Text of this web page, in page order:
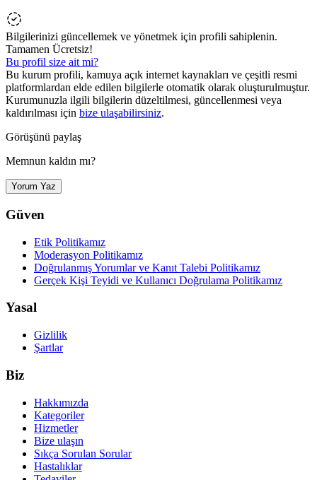
Bilgilerinizi güncellemek ve yönetmek için profili sahiplenin.
Tamamen Ücretsiz!
Bu profil size ait mi?
Bu kurum profili, kamuya açık internet kaynakları ve çeşitli resmi
platformlardan elde edilen bilgilerle otomatik olarak oluşturulmuştur.
Kurumunuzla ilgili bilgilerin düzeltilmesi, güncellenmesi veya
kaldırılması için bize ulaşabilirsiniz.
Görüşünü paylaş
Memnun kaldın mı?
Yorum Yaz
Güven
Etik Politikamız
Moderasyon Politikamız
Doğrulanmış Yorumlar ve Kanıt Talebi Politikamız
Gerçek Kişi Teyidi ve Kullanıcı Doğrulama Politikamız
Yasal
Gizlilik
Şartlar
Biz
Hakkımızda
Kategoriler
Hizmetler
Bize ulaşın
Sıkça Sorulan Sorular
Hastalıklar